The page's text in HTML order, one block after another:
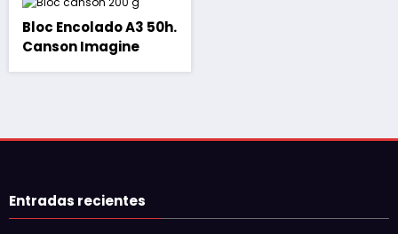
Bloc Encolado A3 50h.
Canson Imagine
Entradas recientes